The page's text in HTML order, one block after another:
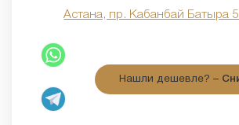
Астана, пр. Кабанбай Батыра
Нашли дешевле? –